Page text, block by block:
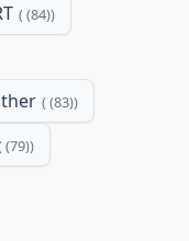
(84)
(83)
(79)